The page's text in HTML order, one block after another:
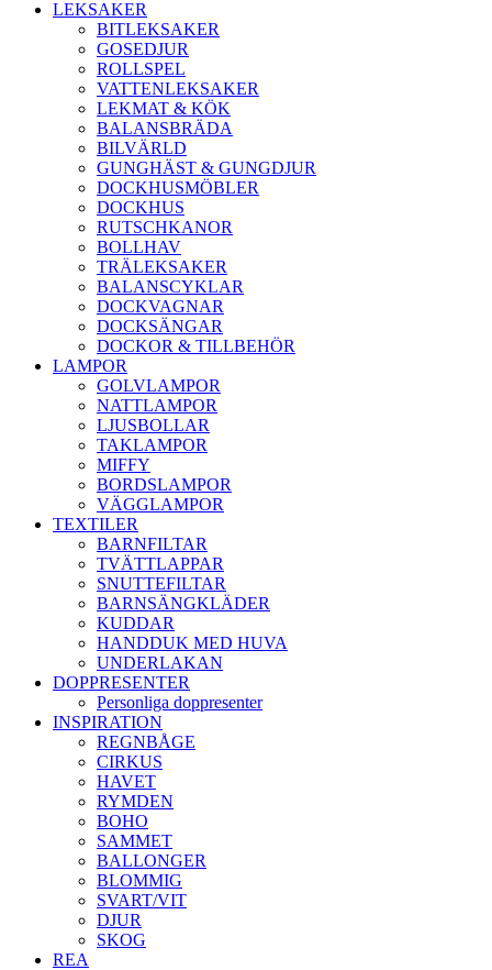
LEKSAKER
BITLEKSAKER
GOSEDJUR
ROLLSPEL
VATTENLEKSAKER
LEKMAT & KÖK
BALANSBRÄDA
BILVÄRLD
GUNGHÄST & GUNGDJUR
DOCKHUSMÖBLER
DOCKHUS
RUTSCHKANOR
BOLLHAV
TRÄLEKSAKER
BALANSCYKLAR
DOCKVAGNAR
DOCKSÄNGAR
DOCKOR & TILLBEHÖR
LAMPOR
GOLVLAMPOR
NATTLAMPOR
LJUSBOLLAR
TAKLAMPOR
MIFFY
BORDSLAMPOR
VÄGGLAMPOR
TEXTILER
BARNFILTAR
TVÄTTLAPPAR
SNUTTEFILTAR
BARNSÄNGKLÄDER
KUDDAR
HANDDUK MED HUVA
UNDERLAKAN
DOPPRESENTER
Personliga doppresenter
INSPIRATION
REGNBÅGE
CIRKUS
HAVET
RYMDEN
BOHO
SAMMET
BALLONGER
BLOMMIG
SVART/VIT
DJUR
SKOG
REA